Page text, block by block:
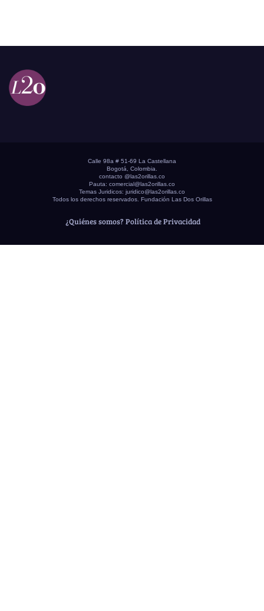
Calle 98a # 51-69 La Castellana
Bogotá, Colombia.
contacto @las2orillas.co
Pauta: comercial@las2orillas.co
Temas Juridicos: juridico@las2orillas.co
Todos los derechos reservados. Fundación Las Dos Orillas
¿Quiénes somos? Política de Privacidad